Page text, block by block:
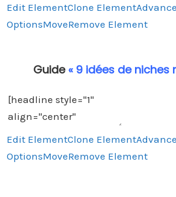
Edit ElementClone Element
OptionsMoveRemove Element
Guide « 9 idées de niches
Edit ElementClone Element
OptionsMoveRemove Element